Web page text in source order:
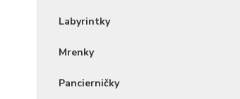
Labyrintky
Mrenky
Pancierničky